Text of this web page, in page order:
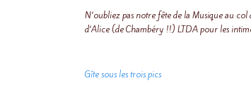
N’oubliez pas notre fête de la Musique au
d’Alice (de Chambéry !!) LTDA pour les
Gîte sous les trois pics